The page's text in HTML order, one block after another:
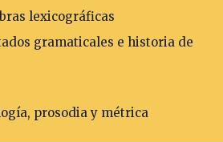
lexicográficas
gramaticales e historia de
prosodia y métrica